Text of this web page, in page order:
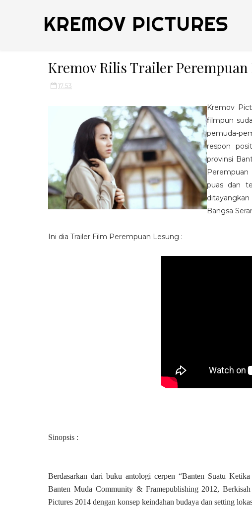
KREMOV PICTURES
Kremov Rilis Trailer Perempuan
17.53
Kremov
filmpun
pemuda-
respon
provinsi
Perempuan
puas dan
Bangsa
Ini dia Trailer Film Perempuan Lesung :
Sinopsis :
Berdasarkan dari buku antologi cerpen “Banten Suatu
Banten Muda Community & Framepublishing 2012,
Pictures 2014 dengan konsep keindahan budaya dan setting